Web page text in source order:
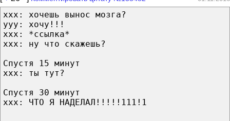
xxx: хочешь вынос мозга?
ууу: хочу!!!
ххх: *ссылка*
ххх: ну что скажешь?
Спустя 15 минут
ххх: ты тут?
Спустя 30 минут
ххх: ЧТО Я НАДЕЛАЛ!!!!!111!1